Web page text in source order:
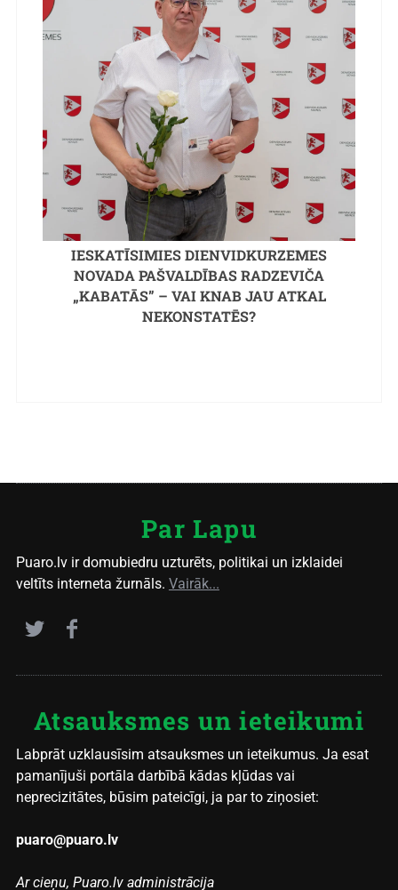
IESKATĪSIMIES DIENVIDKURZEMES
NOVADA PAŠVALDĪBAS RADZEVIČA
„KABATĀS” – VAI KNAB JAU ATKAL
NEKONSTATĒS?
Par Lapu
Puaro.lv ir domubiedru uzturēts, politikai un izklaidei
veltīts interneta žurnāls. Vairāk...
Atsauksmes un ieteikumi
Labprāt uzklausīsim atsauksmes un ieteikumus. Ja esat
pamanījuši portāla darbībā kādas kļūdas vai
neprecizitātes, būsim pateicīgi, ja par to ziņosiet:
puaro@puaro.lv
Ar cieņu, Puaro.lv administrācija